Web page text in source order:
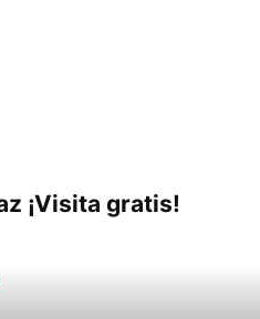
¡Visita gratis!